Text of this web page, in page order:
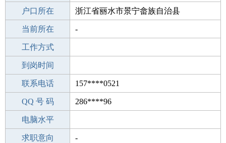
毕业学校 襄阳私立水镜中学
户口所在 浙江省丽水市景宁畲族自治县
所学专业 -
当前所在 -
工作经验
工作方式
驾 照
到岗时间
期望月薪
联系电话 157****0521
手机号码 157****0521
QQ 号 码 286****96
微信号码
电脑水平
外语水平
求职意向 -